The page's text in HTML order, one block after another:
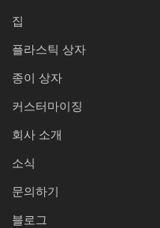
집
플라스틱 상자
종이 상자
커스터마이징
회사 소개
소식
문의하기
블로그